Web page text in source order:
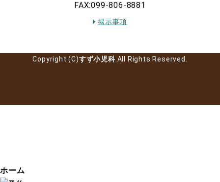
FAX:099-806-8881
掲示事項
Copyright (C)すず小児科 .All Rights Reserved.
ホーム